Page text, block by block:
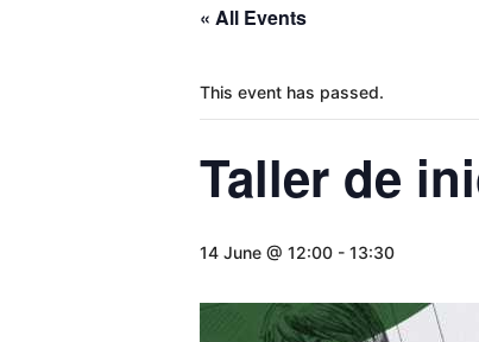
« All Events
This event has passed.
Taller de
14 June @ 12:00 - 13:30